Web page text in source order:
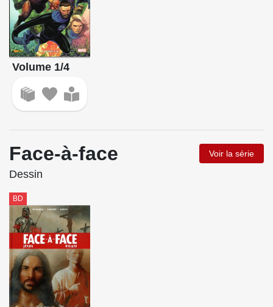
Volume 1/4
Face-à-face Voir la série
Dessin
BD